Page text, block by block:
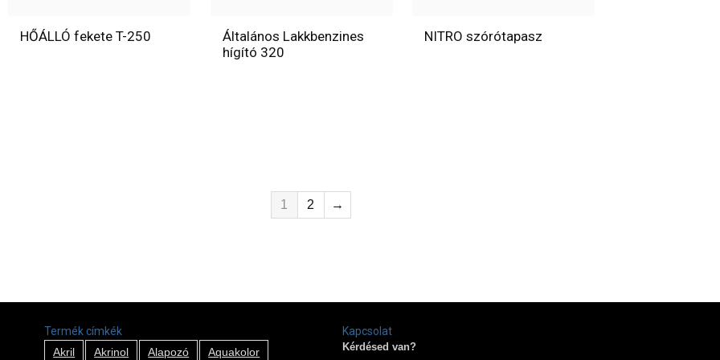
HŐÁLLÓ fekete T-250
Általános Lakkbenzines
hígító 320
NITRO szórótapasz
1 2 →
Termék címkék
Akril
Akrinol Alapozó Aquakolor
Kapcsolat
Kérdésed van?